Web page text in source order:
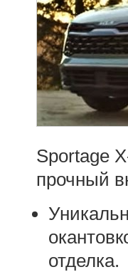
Sportage
прочный
отделка.